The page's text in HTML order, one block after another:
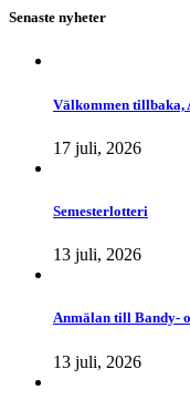
Senaste nyheter
Välkommen tillbaka,
17 juli, 2026
Semesterlotteri
13 juli, 2026
Anmälan till Bandy-
13 juli, 2026